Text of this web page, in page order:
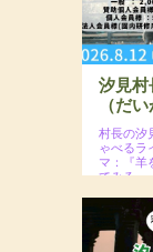
汐見村
（だ
村長の汐
ゃべるラ
マ：『羊
てみる』
2026年
場所：
9月30日